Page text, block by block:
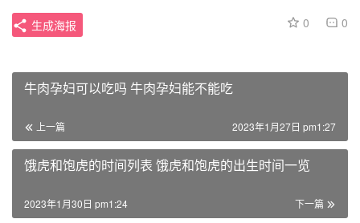
0 0
生成海报
牛肉孕妇可以吃吗 牛肉孕妇能不能吃
上一篇 2023年1月27日 pm1:27
饿虎和饱虎的时间列表 饿虎和饱虎的出生时间一览
下一篇
2023年1月30日 pm1:24